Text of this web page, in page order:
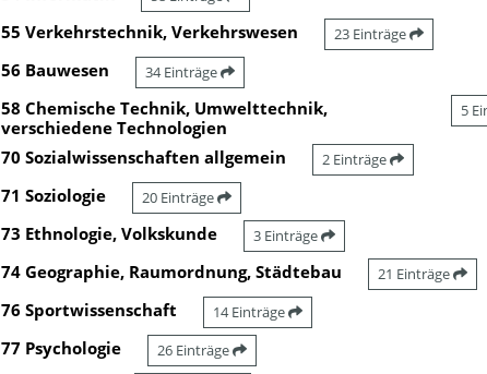
55 Verkehrstechnik, Verkehrswesen 23 Einträge
56 Bauwesen 34 Einträge
58 Chemische Technik, Umwelttechnik,
verschiedene Technologien
5
70 Sozialwissenschaften allgemein 2 Einträge
71 Soziologie 20 Einträge
73 Ethnologie, Volkskunde 3 Einträge
74 Geographie, Raumordnung, Städtebau 21 Einträge
76 Sportwissenschaft 14 Einträge
77 Psychologie 26 Einträge